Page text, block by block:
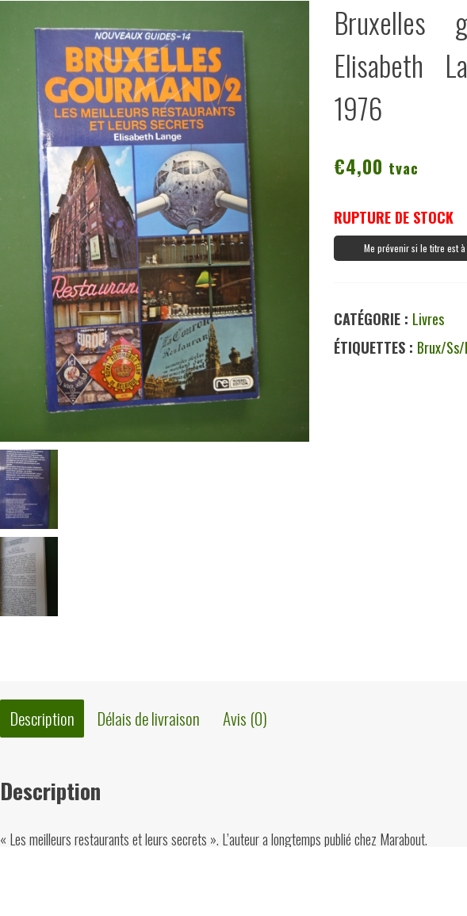
Bruxelles
Elisabeth
1976
€4,00 tvac
RUPTURE DE STOCK
Me prévenir si le titre est
CATÉGORIE : Livres
ÉTIQUETTES : Brux/
Description Délais de livraison Avis (0)
Description
« Les meilleurs restaurants et leurs secrets ». L’auteur a longtemps publié chez Marabout.